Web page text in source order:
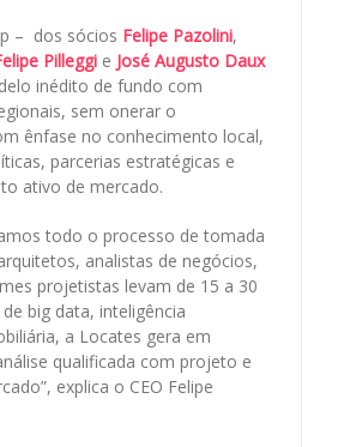
– dos sócios Felipe Pazolini,
Pilleggi e José Augusto Daux
inédito de fundo com
sem onerar o
ênfase no conhecimento local,
parcerias estratégicas e
ativo de mercado.
todo o processo de tomada
analistas de negócios,
projetistas levam de 15 a 30
big data, inteligência
a Locates gera em
qualificada com projeto e
explica o CEO Felipe